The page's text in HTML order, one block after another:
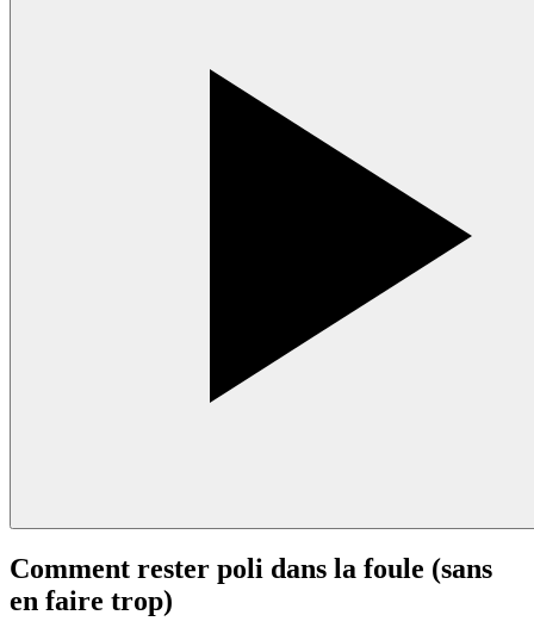
Comment rester poli dans la foule (sans
en faire trop)